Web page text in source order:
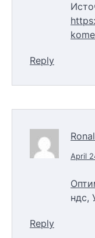
Reply
April
ндс,
Reply